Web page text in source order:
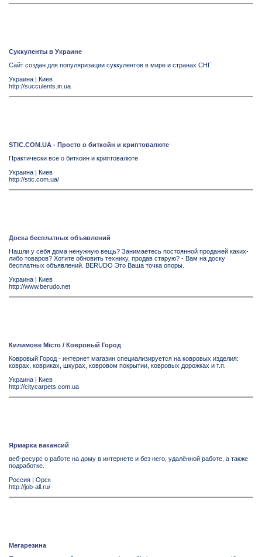
Суккуленты в Украине
Сайт создан для популяризации суккулентов в мире и странах СНГ
Украина | Киев
http://succulents.in.ua
STIC.COM.UA - Просто о биткойн и криптовалюте
Практически все о биткоин и криптовалюте
Украина | Киев
http://stic.com.ua/
Доска бесплатных объявлений
Нашли у себя дома ненужную вещь? Занимаетесь постоянной продажей каких-
либо товаров? Хотите обновить технику, продав старую? - Вам на доску
бесплатных объявлений. BERUDO Это Ваша точка опоры.
Украина | Киев
http://www.berudo.net
Килимове Місто / Ковровый Город
Ковровый Город - интернет магазин специализируется на ковровых изделия:
коврах, ковриках, шкурах, ковровом покрытии, ковровых дорожках и т.п.
Украина | Киев
http://citycarpets.com.ua
Ярмарка вакансий
веб-ресурс о работе на дому в интернете и без него, удалённой работе, а также
подработке.
Россия | Орск
http://job-all.ru/
Мегарезина